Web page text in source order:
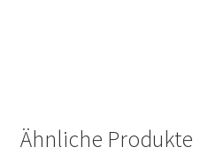
Ähnliche Produkte